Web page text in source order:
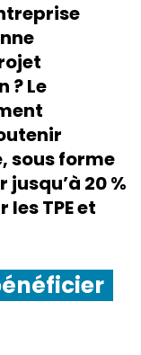
? Le
sous forme
20 %
TPE et